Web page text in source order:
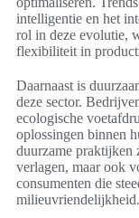
intelligentie en het
rol in deze evolutie,
flexibiliteit in
Daarnaast is
deze sector.
ecologische
oplossingen binnen
duurzame praktijken
verlagen, maar ook
consumenten die
milieuvriendelijkheid.